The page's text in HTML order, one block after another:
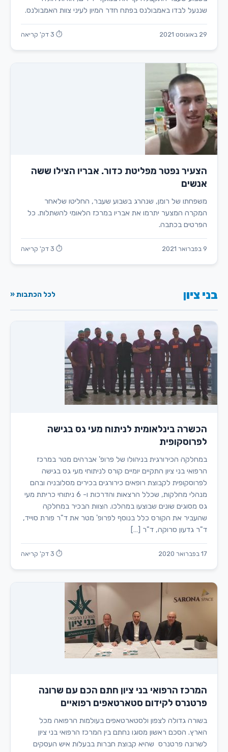
שננעל לבדו באמבולנס בפתח חדר המיון לעיני צוות האמבולנס.
29 באוגוסט 2021 ⏱ 3 דק' קריאה
הצעיר נפטר מפליטת כדור. אבריו הצילו ששה
אנשים
משפחתו של רומן, שנהרג בשבוע שעבר, החליטו שלאחר
המקרה המצער יתרמו את אבריו במרכז הלאומי להשתלות. כל
הפרטים בכתבה.
9 בפברואר 2021 ⏱ 3 דק' קריאה
בני ציון לכל הכתבות «
הכשרה בינלאומית לניתוח מעי גס בגישה
לפרוסקופית
במחלקה הכירורגית בניהולו של פרופ' אברהים מטר במרכז
הרפואי בני ציון התקיים יומיים קורס לניתוחי מעי גס בגישה
לפרוסקופית לקבוצת רופאים כירורגים בכירים מסלובניה ובהם
מנהלי מחלקות, שכלל הרצאות והדרכות ו- 6 ניתוחי כריתת מעי
גס מסוגים שונים שבוצעו במהלכו. הצוות הבכיר במחלקה
שהעביר את הקורס כלל בנוסף לפרופ' מטר את ד"ר פורת סוייד,
ד"ר גדעון סרוקה, ד"ר […]
17 בפברואר 2020 ⏱ 3 דק' קריאה
המרכז הרפואי בני ציון חתם הכם עם שרונה
פרטנרס לקידום סטארטאפים רפואיים
בשורה גדולה לצפון ולסטארטאפים בעולמות הרפואה מכל
הארץ. הסכם ראשון מסוגו נחתם בין המרכז הרפואי בני ציון
לשרונה פרטנרס שהיא קבוצת חברות בבעלות איש העסקים